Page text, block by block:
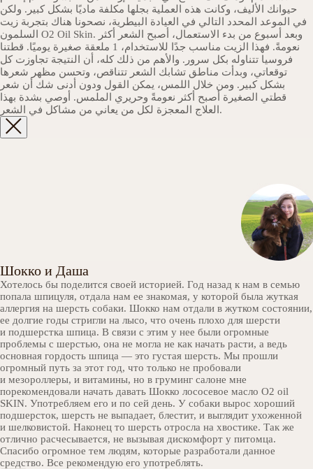
حيوانك الأليف، وكانت هذه العملية بجلها مكلفة ماديًا بشكل كبير. ولكن
في الموعد المحدد التالي في العيادة البيطرية، نصحونا هناك بتجربة زيت
السلمون O2 Oil Skin. وبعد أسبوع من بدء الاستعمال، أصبح الشعر أكثر
نعومةً. فهذا الزيت مناسب جدًا للاستخدام، 1 ملعقة صغيرة يوميًا. قطتنا
فروسيا تتناوله بكل سرور. والأهم من ذلك كله، أن النتيجة تجاوزت كل
توقعاتي، وبدأت مناطق تشابك الشعر تتناقص، وتحسن مظهر شعرها
بشكل كبير. ومن خلال اللمس، يمكن القول ودون أدنى شك أن شعر
قطتي الصغيرة أصبح أكثر نعومةً وحريري الملمس. أوصي بشدة بهذا
العلاج المعجزة لكل من يعاني من مشاكل في الشعر.
Шокко и Даша
Хотелось бы поделится своей историей. Год назад к нам в семью
попала шпицуля, отдала нам ее знакомая, у которой была жуткая
аллергия на шерсть собаки. Шокко нам отдали в жутком состоянии,
ее долгие годы стригли на лысо, что очень плохо для шерсти
и подшерстка шпица. В связи с этим у нее были огромные
проблемы с шерстью, она не могла не как начать расти, а ведь
основная гордость шпица — это густая шерсть. Мы прошли
огромный путь за этот год, что только не пробовали
и мезороллеры, и витамины, но в груминг салоне мне
порекомендовали начать давать Шокко лососевое масло O2 oil
SKIN. Употребляем его и по сей день. У собаки вырос хороший
подшерсток, шерсть не выпадает, блестит, и выглядит ухоженной
и шелковистой. Наконец то шерсть отросла на хвостике. Так же
отлично расчесывается, не вызывая дискомфорт у питомца.
Спасибо огромное тем людям, которые разработали данное
средство. Все рекомендую его употреблять.